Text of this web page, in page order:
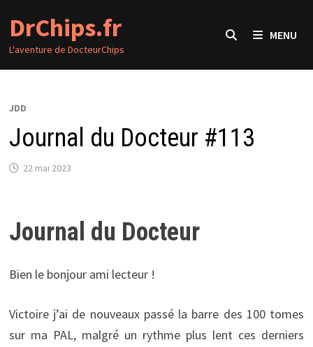
contenu
DrChips.fr
L'aventure de DocteurChips
MENU
JDD
Journal du Docteur #113
22 mai 2023
Journal du Docteur
Bien le bonjour ami lecteur !
Victoire j’ai de nouveaux passé la barre des 100 tomes
sur ma PAL, malgré un rythme plus lent ces derniers